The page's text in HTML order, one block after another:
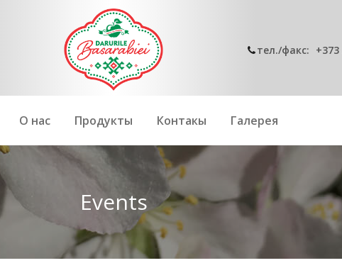
тел./факс: +373
О нас Продукты Контакы Галерея
Events